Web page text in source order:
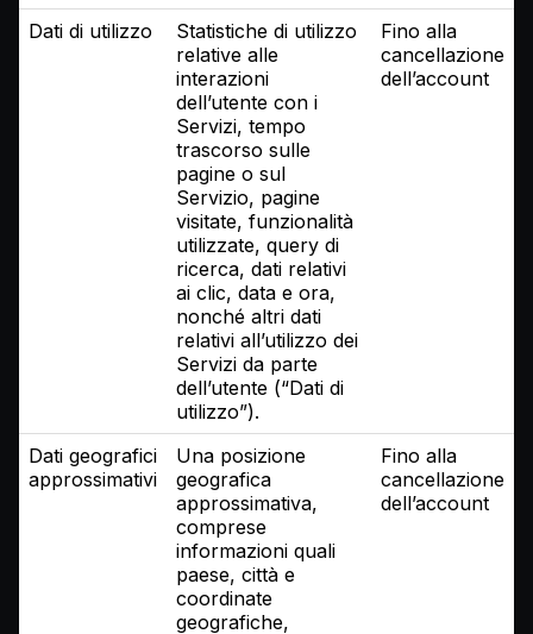
Dati di utilizzo
Statistiche di utilizzo
relative alle
interazioni
dell’utente con i
Servizi, tempo
trascorso sulle
pagine o sul
Servizio, pagine
visitate, funzionalità
utilizzate, query di
ricerca, dati relativi
ai clic, data e ora,
nonché altri dati
relativi all’utilizzo dei
Servizi da parte
dell’utente (“Dati di
utilizzo”).
Fino alla
cancellazione
dell’account
Dati geografici
approssimativi
Una posizione
geografica
approssimativa,
comprese
informazioni quali
paese, città e
coordinate
geografiche,
Fino alla
cancellazione
dell’account